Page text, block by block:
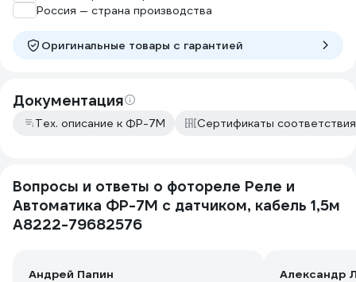
Россия — страна производства
Оригинальные товары c гарантией
Документация
Тех. описание к ФР-7М Сертификаты соответствия
Вопросы и ответы о фотореле Реле и
Автоматика ФР-7М с датчиком, кабель 1,5м
A8222-79682576
Андрей Папин
Александр